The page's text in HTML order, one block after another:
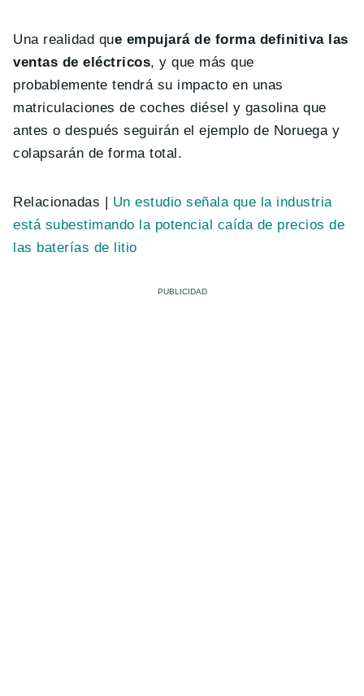
Una realidad que empujará de forma definitiva las
ventas de eléctricos, y que más que
probablemente tendrá su impacto en unas
matriculaciones de coches diésel y gasolina que
antes o después seguirán el ejemplo de Noruega y
colapsarán de forma total.
Relacionadas | Un estudio señala que la industria
está subestimando la potencial caída de precios de
las baterías de litio